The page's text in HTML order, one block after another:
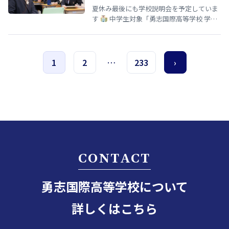
夏休み最後にも学校説明会を予定していま
す
中学生対象「勇志国際高等学校 学校
1 2 … 233 ›
CONTACT
勇志国際高等学校について
詳しくはこちら